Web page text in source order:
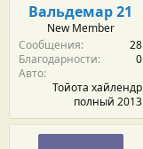
Вальдемар 21
New Member
Сообщения
28
Благодарности
0
Авто
Тойота хайлендр
полный 2013